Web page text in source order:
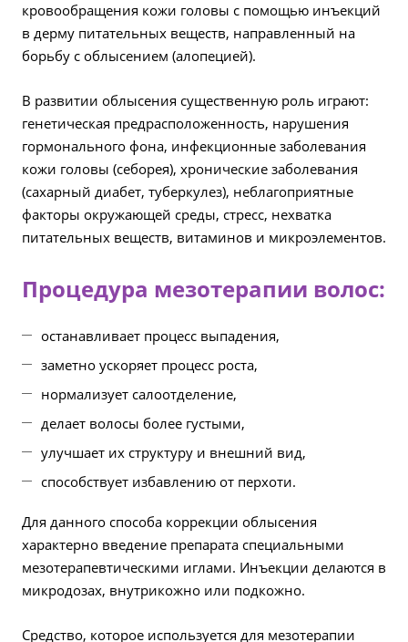
кровообращения кожи головы с помощью инъекций
в дерму питательных веществ, направленный на
борьбу с облысением (алопецией).
В развитии облысения существенную роль играют:
генетическая предрасположенность, нарушения
гормонального фона, инфекционные заболевания
кожи головы (себорея), хронические заболевания
(сахарный диабет, туберкулез), неблагоприятные
факторы окружающей среды, стресс, нехватка
питательных веществ, витаминов и микроэлементов.
Процедура мезотерапии волос:
останавливает процесс выпадения,
заметно ускоряет процесс роста,
нормализует салоотделение,
делает волосы более густыми,
улучшает их структуру и внешний вид,
способствует избавлению от перхоти.
Для данного способа коррекции облысения
характерно введение препарата специальными
мезотерапевтическими иглами. Инъекции делаются в
микродозах, внутрикожно или подкожно.
Средство, которое используется для мезотерапии